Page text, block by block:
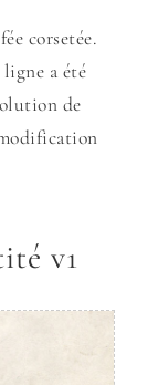
corsetée.
a été
de
v1